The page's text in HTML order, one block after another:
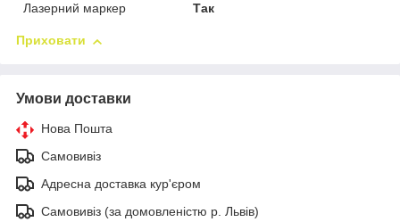
Лазерний маркер Так
Приховати
Умови доставки
Нова Пошта
Самовивіз
Адресна доставка кур'єром
Самовивіз (за домовленістю р. Львів)